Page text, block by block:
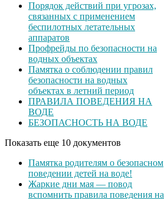
Порядок действий при угрозах,
связанных с применением
беспилотных летательных
аппаратов
Профрейды по безопасности на
водных объектах
Памятка о соблюдении правил
безопасности на водных
объектах в летний период
ПРАВИЛА ПОВЕДЕНИЯ НА
ВОДЕ
БЕЗОПАСНОСТЬ НА ВОДЕ
Показать еще 10 документов
Памятка родителям о безопасном
поведении детей на воде!
Жаркие дни мая — повод
вспомнить правила поведения на